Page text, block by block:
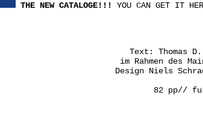
THE NEW CATALOGE!!! YOU CAN GET IT
Text: Thomas
im Rahmen des
Design Niels
82 pp//